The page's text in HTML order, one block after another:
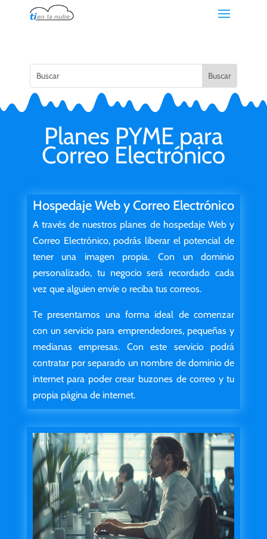
Planes PYME para
Correo Electrónico
Hospedaje Web y Correo Electrónico
A través de nuestros planes de hospedaje Web y
Correo Electrónico, podrás liberar el potencial de
tener una imagen propia. Con un dominio
personalizado, tu negocio será recordado cada
vez que alguien envíe o reciba tus correos.
Te presentamos una forma ideal de comenzar
con un servicio para emprendedores, pequeñas y
medianas empresas. Con este servicio podrá
contratar por separado un nombre de dominio de
internet para poder crear buzones de correo y tu
propia página de internet.